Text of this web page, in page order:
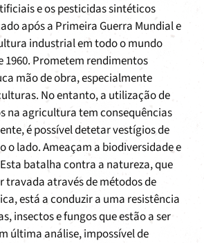
e os pesticidas sintéticos
após a Primeira Guerra Mundial e
industrial em todo o mundo
1960. Prometem rendimentos
mão de obra, especialmente
No entanto, a utilização de
na agricultura tem consequências
é possível detetar vestígios de
o lado. Ameaçam a biodiversidade e
batalha contra a natureza, que
travada através de métodos de
está a conduzir a uma resistência
insectos e fungos que estão a ser
última análise, impossível de